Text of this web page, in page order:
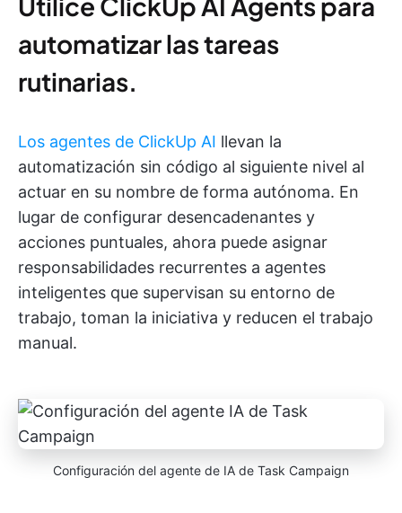
automatizar las tareas
rutinarias.
Los agentes de ClickUp AI llevan la
automatización sin código al siguiente nivel al
actuar en su nombre de forma autónoma. En
lugar de configurar desencadenantes y
acciones puntuales, ahora puede asignar
responsabilidades recurrentes a agentes
inteligentes que supervisan su entorno de
trabajo, toman la iniciativa y reducen el trabajo
manual.
Configuración del agente de IA de Task Campaign